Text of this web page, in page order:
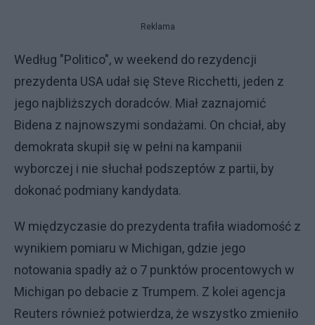
Reklama
Według "Politico", w weekend do rezydencji
prezydenta USA udał się Steve Ricchetti, jeden z
jego najbliższych doradców. Miał zaznajomić
Bidena z najnowszymi sondażami. On chciał, aby
demokrata skupił się w pełni na kampanii
wyborczej i nie słuchał podszeptów z partii, by
dokonać podmiany kandydata.
W międzyczasie do prezydenta trafiła wiadomość z
wynikiem pomiaru w Michigan, gdzie jego
notowania spadły aż o 7 punktów procentowych w
Michigan po debacie z Trumpem. Z kolei agencja
Reuters również potwierdza, że wszystko zmieniło